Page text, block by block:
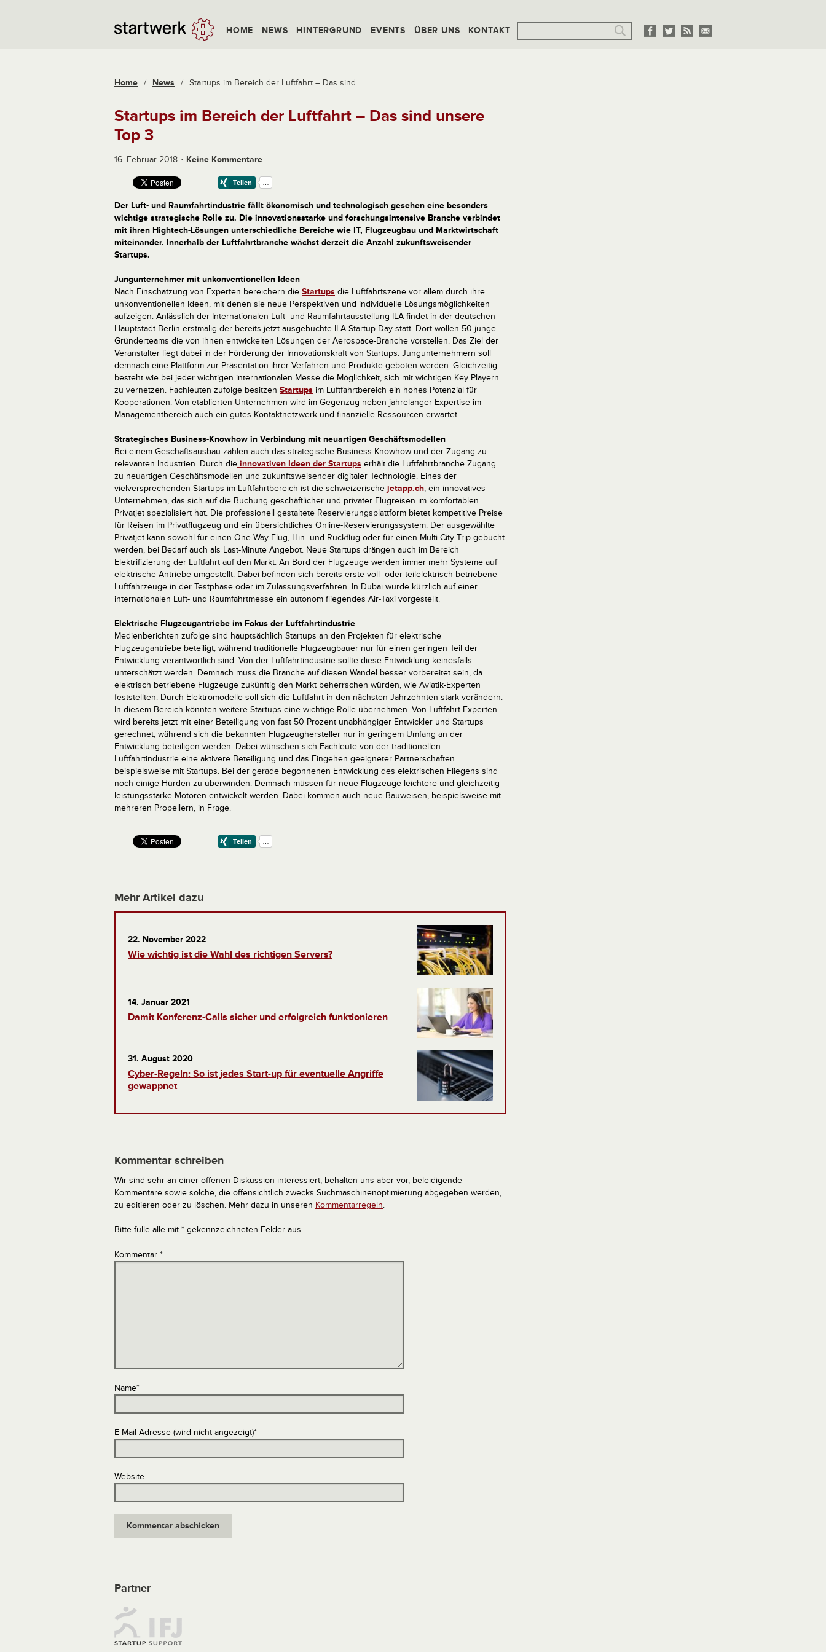
HOME NEWS HINTERGRUND EVENTS ÜBER UNS KONTAKT
Home / News / Startups im Bereich der Luftfahrt – Das sind...
Startups im Bereich der Luftfahrt – Das sind unsere
Top 3
16. Februar 2018 Keine Kommentare
Der Luft- und Raumfahrtindustrie fällt ökonomisch und technologisch gesehen eine besonders
wichtige strategische Rolle zu. Die innovationsstarke und forschungsintensive Branche verbindet
mit ihren Hightech-Lösungen unterschiedliche Bereiche wie IT, Flugzeugbau und Marktwirtschaft
miteinander. Innerhalb der Luftfahrtbranche wächst derzeit die Anzahl zukunftsweisender
Startups.
Jungunternehmer mit unkonventionellen Ideen
Nach Einschätzung von Experten bereichern die Startups die Luftfahrtszene vor allem durch ihre
unkonventionellen Ideen, mit denen sie neue Perspektiven und individuelle Lösungsmöglichkeiten
aufzeigen. Anlässlich der Internationalen Luft- und Raumfahrtausstellung ILA findet in der deutschen
Hauptstadt Berlin erstmalig der bereits jetzt ausgebuchte ILA Startup Day statt. Dort wollen 50 junge
Gründerteams die von ihnen entwickelten Lösungen der Aerospace-Branche vorstellen. Das Ziel der
Veranstalter liegt dabei in der Förderung der Innovationskraft von Startups. Jungunternehmern soll
demnach eine Plattform zur Präsentation ihrer Verfahren und Produkte geboten werden. Gleichzeitig
besteht wie bei jeder wichtigen internationalen Messe die Möglichkeit, sich mit wichtigen Key Playern
zu vernetzen. Fachleuten zufolge besitzen Startups im Luftfahrtbereich ein hohes Potenzial für
Kooperationen. Von etablierten Unternehmen wird im Gegenzug neben jahrelanger Expertise im
Managementbereich auch ein gutes Kontaktnetzwerk und finanzielle Ressourcen erwartet.
Strategisches Business-Knowhow in Verbindung mit neuartigen Geschäftsmodellen
Bei einem Geschäftsausbau zählen auch das strategische Business-Knowhow und der Zugang zu
relevanten Industrien. Durch die innovativen Ideen der Startups erhält die Luftfahrtbranche Zugang
zu neuartigen Geschäftsmodellen und zukunftsweisender digitaler Technologie. Eines der
vielversprechenden Startups im Luftfahrtbereich ist die schweizerische jetapp.ch, ein innovatives
Unternehmen, das sich auf die Buchung geschäftlicher und privater Flugreisen im komfortablen
Privatjet spezialisiert hat. Die professionell gestaltete Reservierungsplattform bietet kompetitive Preise
für Reisen im Privatflugzeug und ein übersichtliches Online-Reservierungssystem. Der ausgewählte
Privatjet kann sowohl für einen One-Way Flug, Hin- und Rückflug oder für einen Multi-City-Trip gebucht
werden, bei Bedarf auch als Last-Minute Angebot. Neue Startups drängen auch im Bereich
Elektrifizierung der Luftfahrt auf den Markt. An Bord der Flugzeuge werden immer mehr Systeme auf
elektrische Antriebe umgestellt. Dabei befinden sich bereits erste voll- oder teilelektrisch betriebene
Luftfahrzeuge in der Testphase oder im Zulassungsverfahren. In Dubai wurde kürzlich auf einer
internationalen Luft- und Raumfahrtmesse ein autonom fliegendes Air-Taxi vorgestellt.
Elektrische Flugzeugantriebe im Fokus der Luftfahrtindustrie
Medienberichten zufolge sind hauptsächlich Startups an den Projekten für elektrische
Flugzeugantriebe beteiligt, während traditionelle Flugzeugbauer nur für einen geringen Teil der
Entwicklung verantwortlich sind. Von der Luftfahrtindustrie sollte diese Entwicklung keinesfalls
unterschätzt werden. Demnach muss die Branche auf diesen Wandel besser vorbereitet sein, da
elektrisch betriebene Flugzeuge zukünftig den Markt beherrschen würden, wie Aviatik-Experten
feststellten. Durch Elektromodelle soll sich die Luftfahrt in den nächsten Jahrzehnten stark verändern.
In diesem Bereich könnten weitere Startups eine wichtige Rolle übernehmen. Von Luftfahrt-Experten
wird bereits jetzt mit einer Beteiligung von fast 50 Prozent unabhängiger Entwickler und Startups
gerechnet, während sich die bekannten Flugzeughersteller nur in geringem Umfang an der
Entwicklung beteiligen werden. Dabei wünschen sich Fachleute von der traditionellen
Luftfahrtindustrie eine aktivere Beteiligung und das Eingehen geeigneter Partnerschaften
beispielsweise mit Startups. Bei der gerade begonnenen Entwicklung des elektrischen Fliegens sind
noch einige Hürden zu überwinden. Demnach müssen für neue Flugzeuge leichtere und gleichzeitig
leistungsstarke Motoren entwickelt werden. Dabei kommen auch neue Bauweisen, beispielsweise mit
mehreren Propellern, in Frage.
Mehr Artikel dazu
22. November 2022
Wie wichtig ist die Wahl des richtigen Servers?
14. Januar 2021
Damit Konferenz-Calls sicher und erfolgreich funktionieren
31. August 2020
Cyber-Regeln: So ist jedes Start-up für eventuelle Angriffe
gewappnet
Kommentar schreiben
Wir sind sehr an einer offenen Diskussion interessiert, behalten uns aber vor, beleidigende
Kommentare sowie solche, die offensichtlich zwecks Suchmaschinenoptimierung abgegeben werden,
zu editieren oder zu löschen. Mehr dazu in unseren Kommentarregeln.
Bitte fülle alle mit * gekennzeichneten Felder aus.
Kommentar *
Name*
E-Mail-Adresse (wird nicht angezeigt)*
Website
Partner